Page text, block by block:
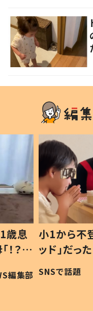
歳息
？」
編集部
小1から不
ッド」だ
作り続け
#令和の子
SNSで話題